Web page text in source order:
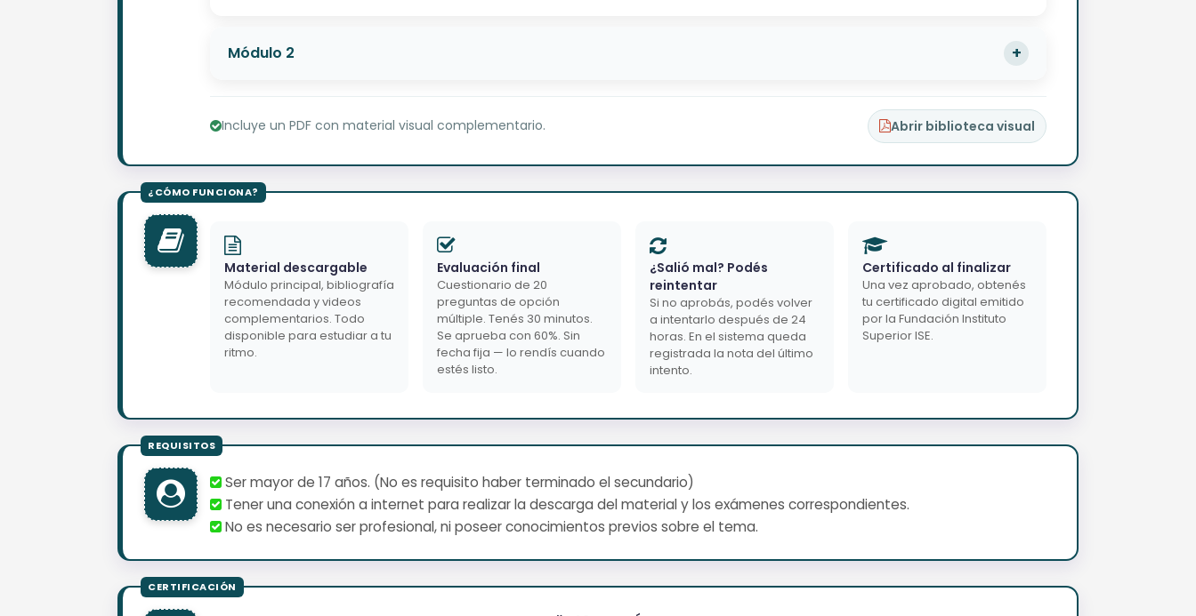
Módulo 2
Incluye un PDF con material visual complementario. Abrir biblioteca visual
Material descargable
Módulo principal, bibliografía
recomendada y videos
complementarios. Todo
disponible para estudiar a tu
ritmo.
Evaluación final
Cuestionario de 20
preguntas de opción
múltiple. Tenés 30 minutos.
Se aprueba con 60%. Sin
fecha fija — lo rendís cuando
estés listo.
¿Salió mal? Podés
reintentar
Si no aprobás, podés volver
a intentarlo después de 24
horas. En el sistema queda
registrada la nota del último
intento.
Certificado al finalizar
Una vez aprobado, obtenés
tu certificado digital emitido
por la Fundación Instituto
Superior ISE.
Ser mayor de 17 años. (No es requisito haber terminado el secundario)
Tener una conexión a internet para realizar la descarga del material y los exámenes correspondientes.
No es necesario ser profesional, ni poseer conocimientos previos sobre el tema.